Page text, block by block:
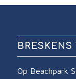
Op Beachpark